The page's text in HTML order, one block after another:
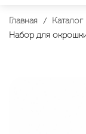
Главная Каталог
Набор для